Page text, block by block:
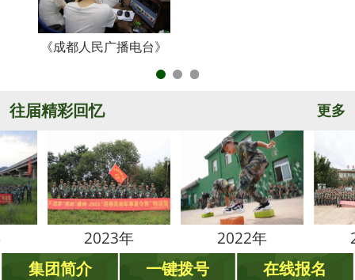
《成都人民广播电台》
往届精彩回忆 更多
2023年 2022年 2021年
集团简介 一键拨号
在线报名